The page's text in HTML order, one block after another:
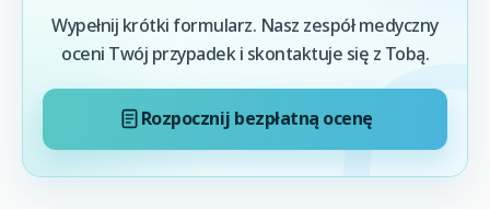
Wypełnij krótki formularz. Nasz zespół medyczny
oceni Twój przypadek i skontaktuje się z Tobą.
Rozpocznij bezpłatną ocenę